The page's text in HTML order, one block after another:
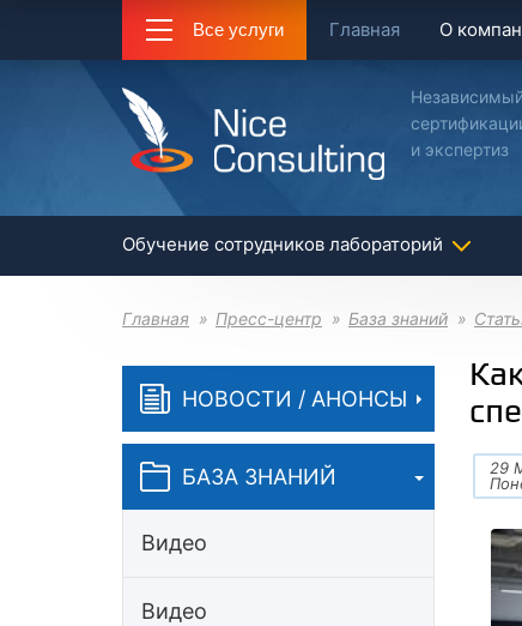
Все услуги Главная О
и экспертиз
Обучение сотрудников лабораторий
Главная Пресс-центр База знаний
НОВОСТИ / АНОНСЫ
БАЗА ЗНАНИЙ
Видео
Видео
29